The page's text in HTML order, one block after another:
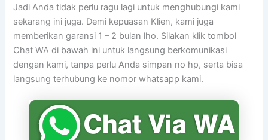
Jadi Anda tidak perlu ragu lagi untuk menghubungi kami
sekarang ini juga. Demi kepuasan Klien, kami juga
memberikan garansi 1 – 2 bulan lho. Silakan klik tombol
Chat WA di bawah ini untuk langsung berkomunikasi
dengan kami, tanpa perlu Anda simpan no hp, serta bisa
langsung terhubung ke nomor whatsapp kami.